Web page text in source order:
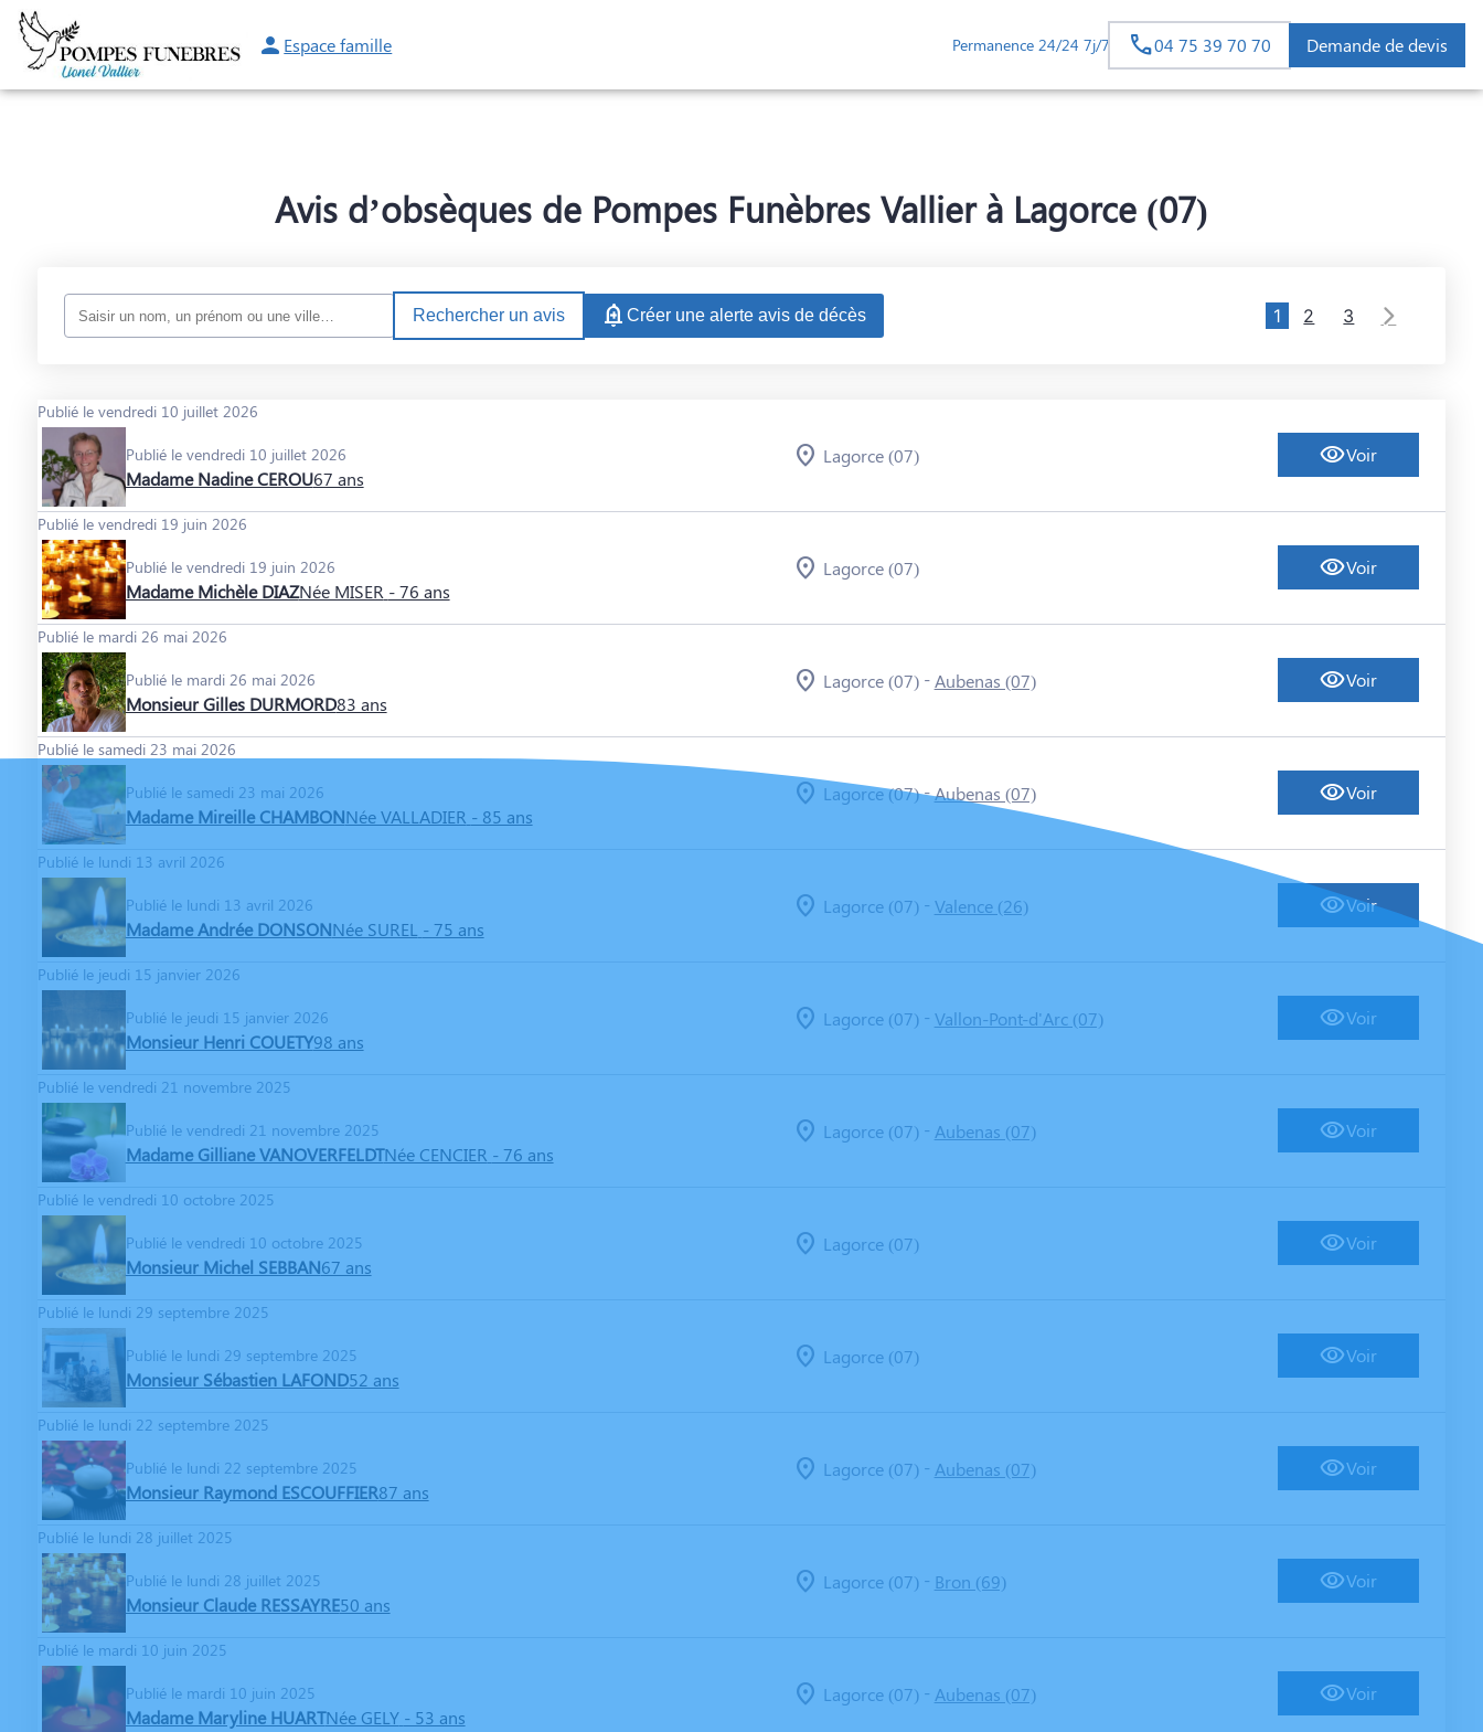
Espace famille Permanence 24/24 7j/7 04 75 39 70 70 Demande de devis
NOS SERVICES NOS AGENCES NOS CHAMBRES FUNERAIRES
Avis d’obsèques de Pompes Funèbres Vallier à Lagorce (07)
Rechercher un avis Créer une alerte avis de décès 1 2 3
Publié le vendredi 10 juillet 2026
Publié le vendredi 10 juillet 2026
Madame Nadine CEROU67 ans
Lagorce (07) Voir
Publié le vendredi 19 juin 2026
Publié le vendredi 19 juin 2026
Madame Michèle DIAZNée MISER - 76 ans
Lagorce (07) Voir
Publié le mardi 26 mai 2026
Publié le mardi 26 mai 2026
Monsieur Gilles DURMORD83 ans
Lagorce (07)-Aubenas (07) Voir
Publié le samedi 23 mai 2026
Publié le samedi 23 mai 2026
Madame Mireille CHAMBONNée VALLADIER - 85 ans
Lagorce (07)-Aubenas (07) Voir
Publié le lundi 13 avril 2026
Publié le lundi 13 avril 2026
Madame Andrée DONSONNée SUREL - 75 ans
Lagorce (07)- Valence (26) Voir
Publié le jeudi 15 janvier 2026
Publié le jeudi 15 janvier 2026
Monsieur Henri COUETY98 ans
Lagorce (07)- Vallon-Pont-d'Arc (07) Voir
Publié le vendredi 21 novembre 2025
Publié le vendredi 21 novembre 2025
Madame Gilliane VANOVERFELDTNée CENCIER - 76 ans
Lagorce (07)- Aubenas (07) Voir
Publié le vendredi 10 octobre 2025
Publié le vendredi 10 octobre 2025
Monsieur Michel SEBBAN67 ans
Lagorce (07) Voir
Publié le lundi 29 septembre 2025
Publié le lundi 29 septembre 2025
Monsieur Sébastien LAFOND52 ans
Lagorce (07) Voir
Publié le lundi 22 septembre 2025
Publié le lundi 22 septembre 2025
Monsieur Raymond ESCOUFFIER87 ans
Lagorce (07)- Aubenas (07) Voir
Publié le lundi 28 juillet 2025
Publié le lundi 28 juillet 2025
Monsieur Claude RESSAYRE50 ans
Lagorce (07)- Bron (69) Voir
Publié le mardi 10 juin 2025
Publié le mardi 10 juin 2025
Madame Maryline HUARTNée GELY - 53 ans
Lagorce (07)- Aubenas (07) Voir